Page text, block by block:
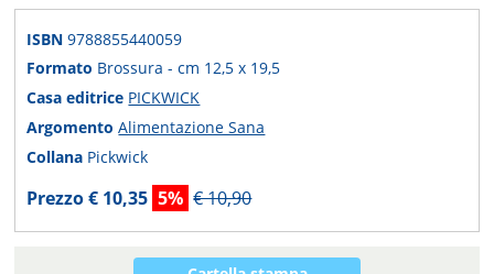
ISBN9788855440059
Formato Brossura - cm 12,5 x 19,5
Casa editrice PICKWICK
ArgomentoAlimentazione Sana
Collana Pickwick
Prezzo € 10,35 5% € 10,90